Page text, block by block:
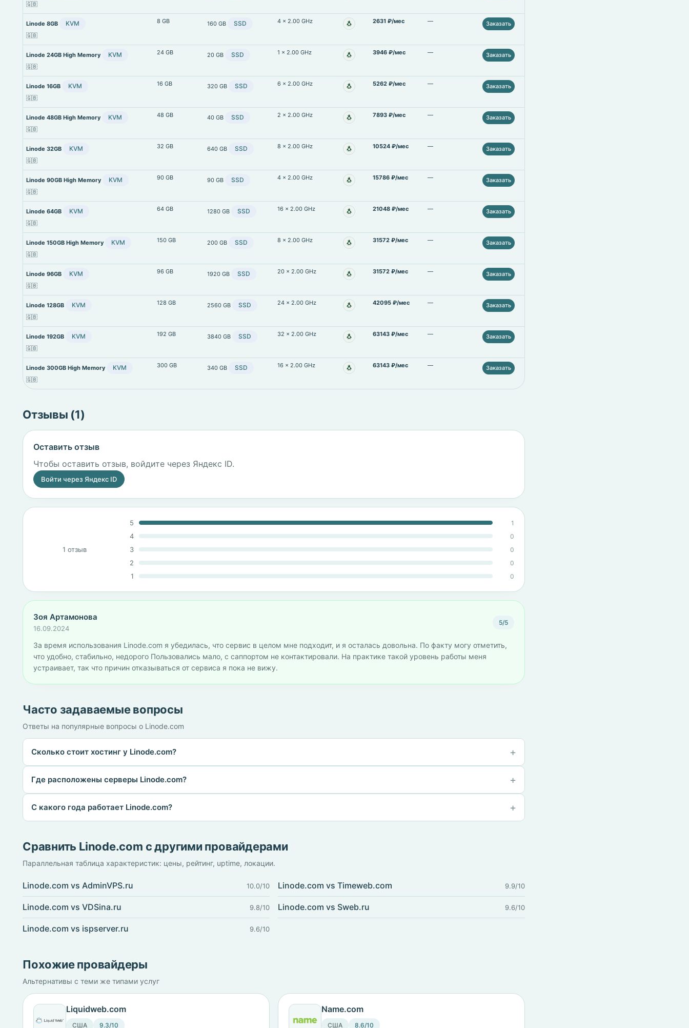
🇬🇧
Linode 8GB KVM
🇬🇧
8 GB 160 GB SSD 4 × 2.00 GHz 🐧Linux
2631 ₽/мес — Заказать
Linode 24GB High Memory KVM
🇬🇧
24 GB 20 GB SSD 1 × 2.00 GHz 🐧Linux
3946 ₽/мес — Заказать
Linode 16GB KVM
🇬🇧
16 GB 320 GB SSD 6 × 2.00 GHz 🐧Linux
5262 ₽/мес — Заказать
Linode 48GB High Memory KVM
🇬🇧
48 GB 40 GB SSD 2 × 2.00 GHz 🐧Linux
7893 ₽/мес — Заказать
Linode 32GB KVM
🇬🇧
32 GB 640 GB SSD 8 × 2.00 GHz 🐧Linux
10524 ₽/мес — Заказать
Linode 90GB High Memory KVM
🇬🇧
90 GB 90 GB SSD 4 × 2.00 GHz 🐧Linux
15786 ₽/мес — Заказать
Linode 64GB KVM
🇬🇧
64 GB 1280 GB SSD 16 × 2.00 GHz 🐧Linux
21048 ₽/мес — Заказать
Linode 150GB High Memory KVM
🇬🇧
150 GB 200 GB SSD 8 × 2.00 GHz 🐧Linux
31572 ₽/мес — Заказать
Linode 96GB KVM
🇬🇧
96 GB 1920 GB SSD 20 × 2.00 GHz 🐧Linux
31572 ₽/мес — Заказать
Linode 128GB KVM
🇬🇧
128 GB 2560 GB SSD 24 × 2.00 GHz 🐧Linux
42095 ₽/мес — Заказать
Linode 192GB KVM
🇬🇧
192 GB 3840 GB SSD 32 × 2.00 GHz 🐧Linux
63143 ₽/мес — Заказать
Linode 300GB High Memory KVM
🇬🇧
300 GB 340 GB SSD 16 × 2.00 GHz 🐧Linux
63143 ₽/мес — Заказать
Отзывы (1)
Оставить отзыв
Чтобы оставить отзыв, войдите через Яндекс ID.
Войти через Яндекс ID
1 отзыв
5 1
4 0
3 0
2 0
1 0
Зоя Артамонова
16.09.2024
5/5
За время использования Linode.com я убедилась, что сервис в целом мне подходит, и я осталась довольна. По факту могу отметить,
что удобно, стабильно, недорого Пользовались мало, с саппортом не контактировали. На практике такой уровень работы меня
устраивает, так что причин отказываться от сервиса я пока не вижу.
Часто задаваемые вопросы
Ответы на популярные вопросы о Linode.com
Сколько стоит хостинг у Linode.com?
Где расположены серверы Linode.com?
С какого года работает Linode.com?
Сравнить Linode.com с другими провайдерами
Параллельная таблица характеристик: цены, рейтинг, uptime, локации.
Linode.com vs AdminVPS.ru 10.0/10 Linode.com vs Timeweb.com 9.9/10
Linode.com vs VDSina.ru 9.8/10 Linode.com vs Sweb.ru 9.6/10
Linode.com vs ispserver.ru 9.6/10
Похожие провайдеры
Альтернативы с теми же типами услуг
Liquidweb.com
США 9.3/10
Name.com
США 8.6/10